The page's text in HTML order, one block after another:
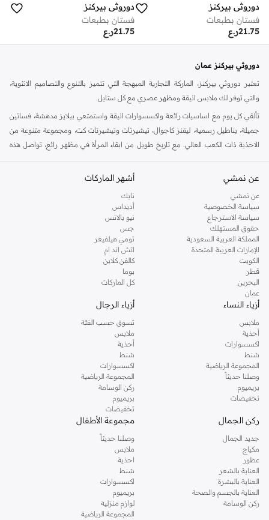
دوروثي بيركنز
فستان بطبعات
ر.ع21.75
دوروثي بيركنز
فستان بطبعات
ر.ع21.75
دوروثي بيركنز عمان
تعتبر دوروثي بيركنز، الماركة التجارية المبهجة التي تتميز بالتنوع والتصاميم الانثوية،
والتي توفر لك ملابس انيقة ومظهر عصري مع كل ستايل.
تألقي كل يوم مع اساسيات رائعة واكسسوارات انيقة واستمتعي ببلايز مدهشة، فساتين
جميلة، بناطيل رسمية، ليقنز كاجوال، تيشيرتات وتيشيرتات كت، ومجموعة متنوعة من
الاحذية ذات الكعب العالي. مع تاريخ طويل من ابقاء المرأة في مظهر رائع، تواصل هذه
كنت تقومين بتجديد خزانة ملابسك الملائمة للعمل، البحث عن فستان مثالي للحفلات او
اليه.
تسوقي دوروثي بيركنز اون لاين مسقط
تسوقي دوروثي بيركنز اون لاين من نمشي واستمتعي باكثر من الف ستايل من مجموعة
دوروثي بيركنز الشهيرة. تصفحي المجموعة كاملة في متجر دوروثي بيركنز اون لاين او
استخدمي القائمة لتحديد تجربة تسوق دوروثي بيركنز اون لاين. خدمة التوصيل السريعة
والدعم الاستثنائي يضمن لك تجربة تسوق ممتعة دائما مع نمشي.
عن نمشي
عن نمشي
سياسة الخصوصية
سياسة الاسترجاع
حقوق المستهلك
المملكة العربية السعودية
الإمارات العربية المتحدة
الكويت
قطر
البحرين
عمان
أشهر الماركات
نايك
أديداس
نيو بالانس
جس
تومي هيلفيغر
اتش اند ام
كالفن كلاين
بوما
كل الماركات
أزياء النساء
ملابس
أحذية
اكسسوارات
شنط
المجموعة الرياضية
وصلنا حديثاً
بريميوم
تخفيضات
أزياء الرجال
تسوق حسب الفئة
ملابس
أحذية
شنط
اكسسوارات
المجموعة الرياضية
ركن الوسامة
بريميوم
تخفيضات
ركن الجمال
جديد الجمال
مكياج
عطور
العناية بالشعر
العناية بالبشرة
العناية بالجسم والصحة
ركن الوسامة
مجموعة الأطفال
وصلنا حديثاً
ملابس
احذية
شنط
اكسسوارات
بريميوم
لوازم منزلية
المجموعة الرياضية